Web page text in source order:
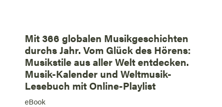
Mit 366 globalen Musikgeschichten
durchs Jahr. Vom Glück des Hörens:
Musikstile aus aller Welt entdecken.
Musik-Kalender und Weltmusik-
Lesebuch mit Online-Playlist
eBook